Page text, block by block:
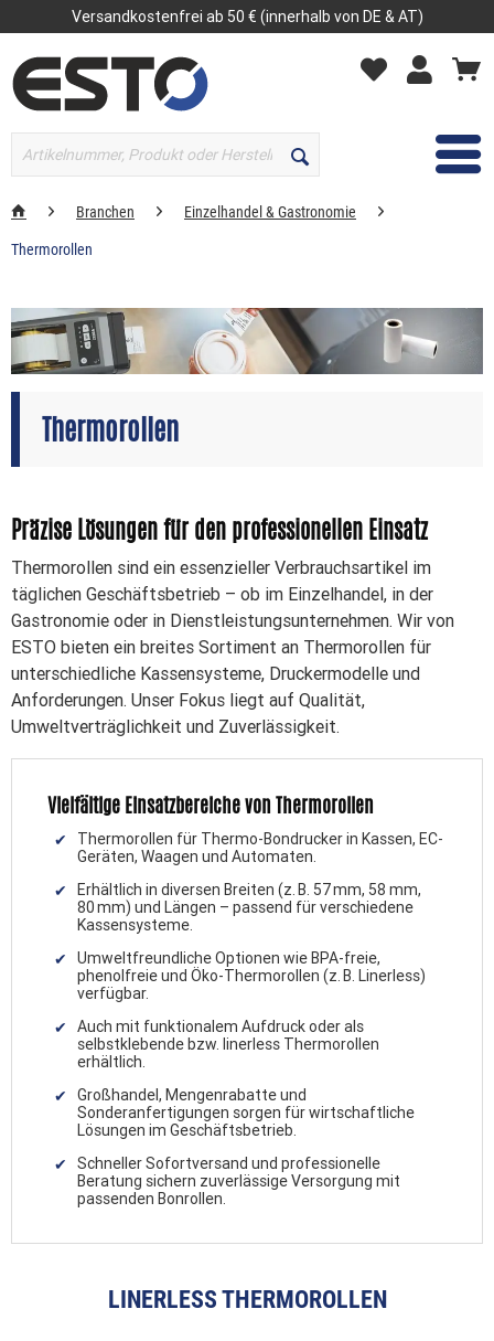
Versandkostenfrei ab 50 € (innerhalb von DE & AT)
MENÜ
Branchen Einzelhandel & Gastronomie
Thermorollen
Thermorollen
Präzise Lösungen für den professionellen Einsatz
Thermorollen sind ein essenzieller Verbrauchsartikel im
täglichen Geschäftsbetrieb – ob im Einzelhandel, in der
Gastronomie oder in Dienstleistungsunternehmen. Wir von
ESTO bieten ein breites Sortiment an Thermorollen für
unterschiedliche Kassensysteme, Druckermodelle und
Anforderungen. Unser Fokus liegt auf Qualität,
Umweltverträglichkeit und Zuverlässigkeit.
Vielfältige Einsatzbereiche von Thermorollen
Thermorollen für Thermo-Bondrucker in Kassen, EC-
Geräten, Waagen und Automaten.
Erhältlich in diversen Breiten (z. B. 57 mm, 58 mm,
80 mm) und Längen – passend für verschiedene
Kassensysteme.
Umweltfreundliche Optionen wie BPA-freie,
phenolfreie und Öko-Thermorollen (z. B. Linerless)
verfügbar.
Auch mit funktionalem Aufdruck oder als
selbstklebende bzw. linerless Thermorollen
erhältlich.
Großhandel, Mengenrabatte und
Sonderanfertigungen sorgen für wirtschaftliche
Lösungen im Geschäftsbetrieb.
Schneller Sofortversand und professionelle
Beratung sichern zuverlässige Versorgung mit
passenden Bonrollen.
LINERLESS THERMOROLLEN